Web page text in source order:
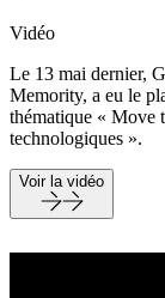
Vidéo
Le 13 mai dernier,
Memority, a eu le
thématique « Move
technologiques ».
Voir la vidéo